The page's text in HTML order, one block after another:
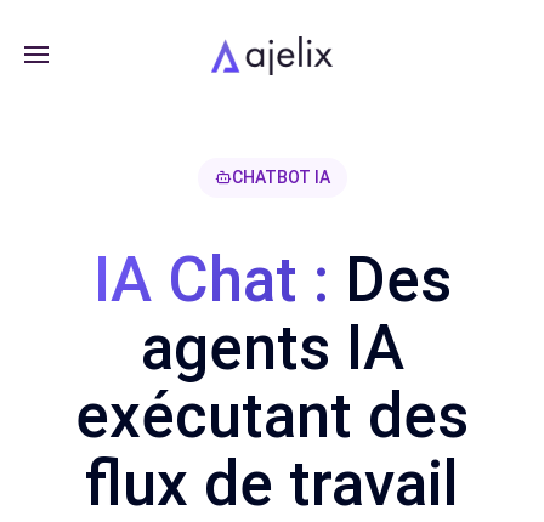
CHATBOT IA
IA Chat : Des
agents IA
exécutant des
flux de travail